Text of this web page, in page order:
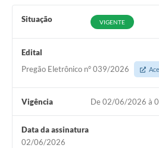
Situação VIGENTE
Edital
Pregão Eletrônico n° 039/2026
Vigência De 02/06/2026 à
Data da assinatura
02/06/2026